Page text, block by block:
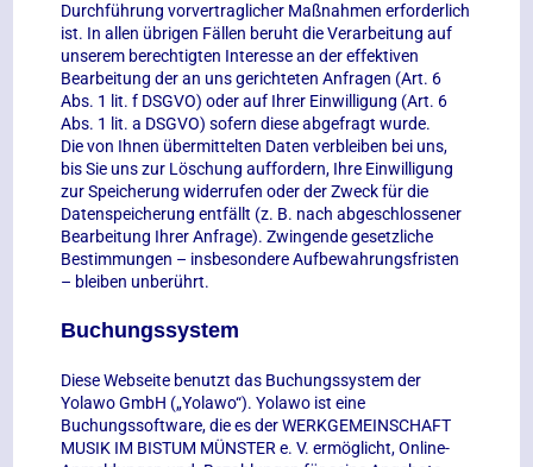
Durchführung vorvertraglicher Maßnahmen erforderlich
ist. In allen übrigen Fällen beruht die Verarbeitung auf
unserem berechtigten Interesse an der effektiven
Bearbeitung der an uns gerichteten Anfragen (Art. 6
Abs. 1 lit. f DSGVO) oder auf Ihrer Einwilligung (Art. 6
Abs. 1 lit. a DSGVO) sofern diese abgefragt wurde.
Die von Ihnen übermittelten Daten verbleiben bei uns,
bis Sie uns zur Löschung auffordern, Ihre Einwilligung
zur Speicherung widerrufen oder der Zweck für die
Datenspeicherung entfällt (z. B. nach abgeschlossener
Bearbeitung Ihrer Anfrage). Zwingende gesetzliche
Bestimmungen – insbesondere Aufbewahrungsfristen
– bleiben unberührt.
Buchungssystem
Diese Webseite benutzt das Buchungssystem der
Yolawo GmbH („Yolawo“). Yolawo ist eine
Buchungssoftware, die es der WERKGEMEINSCHAFT
MUSIK IM BISTUM MÜNSTER e. V. ermöglicht, Online-